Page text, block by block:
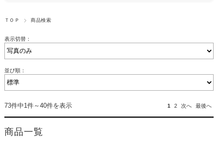
ＴＯＰ 商品検索
表示切替：
並び順：
73件中1件～40件を表示 1 2 次へ 最後へ
商品一覧